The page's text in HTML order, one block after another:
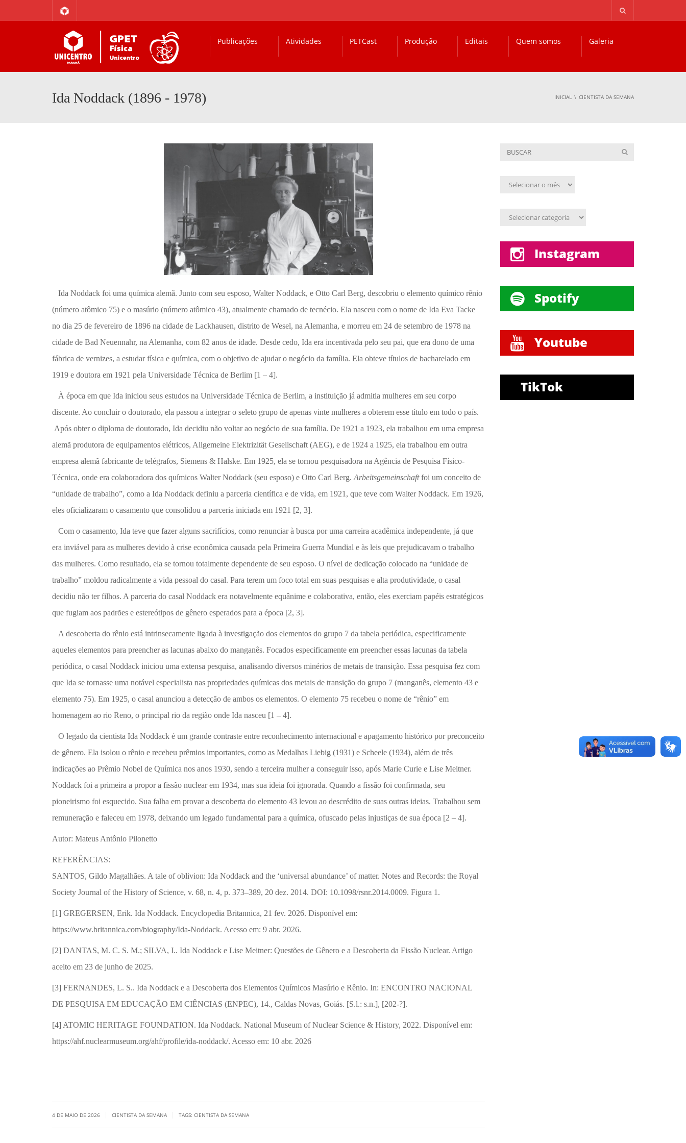
Publicações Atividades PETCast Produção Editais Quem somos Galeria
Ida Noddack (1896 - 1978) INICIAL CIENTISTA DA SEMANA
Ida Noddack foi uma química alemã. Junto com seu esposo, Walter Noddack, e Otto Carl Berg, descobriu o elemento químico rênio
(número atômico 75) e o masúrio (número atômico 43), atualmente chamado de tecnécio. Ela nasceu com o nome de Ida Eva Tacke
no dia 25 de fevereiro de 1896 na cidade de Lackhausen, distrito de Wesel, na Alemanha, e morreu em 24 de setembro de 1978 na
cidade de Bad Neuennahr, na Alemanha, com 82 anos de idade. Desde cedo, Ida era incentivada pelo seu pai, que era dono de uma
fábrica de vernizes, a estudar física e química, com o objetivo de ajudar o negócio da família. Ela obteve títulos de bacharelado em
1919 e doutora em 1921 pela Universidade Técnica de Berlim [1 – 4].
À época em que Ida iniciou seus estudos na Universidade Técnica de Berlim, a instituição já admitia mulheres em seu corpo
discente. Ao concluir o doutorado, ela passou a integrar o seleto grupo de apenas vinte mulheres a obterem esse título em todo o país.
Após obter o diploma de doutorado, Ida decidiu não voltar ao negócio de sua família. De 1921 a 1923, ela trabalhou em uma empresa
alemã produtora de equipamentos elétricos, Allgemeine Elektrizität Gesellschaft (AEG), e de 1924 a 1925, ela trabalhou em outra
empresa alemã fabricante de telégrafos, Siemens & Halske. Em 1925, ela se tornou pesquisadora na Agência de Pesquisa Físico-
Técnica, onde era colaboradora dos químicos Walter Noddack (seu esposo) e Otto Carl Berg. Arbeitsgemeinschaftfoi um conceito de
“unidade de trabalho”, como a Ida Noddack definiu a parceria científica e de vida, em 1921, que teve com Walter Noddack. Em 1926,
eles oficializaram o casamento que consolidou a parceria iniciada em 1921 [2, 3].
Com o casamento, Ida teve que fazer alguns sacrifícios, como renunciar à busca por uma carreira acadêmica independente, já que
era inviável para as mulheres devido à crise econômica causada pela Primeira Guerra Mundial e às leis que prejudicavam o trabalho
das mulheres. Como resultado, ela se tornou totalmente dependente de seu esposo. O nível de dedicação colocado na “unidade de
trabalho” moldou radicalmente a vida pessoal do casal. Para terem um foco total em suas pesquisas e alta produtividade, o casal
decidiu não ter filhos. A parceria do casal Noddack era notavelmente equânime e colaborativa, então, eles exerciam papéis estratégicos
que fugiam aos padrões e estereótipos de gênero esperados para a época [2, 3].
A descoberta do rênio está intrinsecamente ligada à investigação dos elementos do grupo 7 da tabela periódica, especificamente
aqueles elementos para preencher as lacunas abaixo do manganês. Focados especificamente em preencher essas lacunas da tabela
periódica, o casal Noddack iniciou uma extensa pesquisa, analisando diversos minérios de metais de transição. Essa pesquisa fez com
que Ida se tornasse uma notável especialista nas propriedades químicas dos metais de transição do grupo 7 (manganês, elemento 43 e
elemento 75). Em 1925, o casal anunciou a detecção de ambos os elementos. O elemento 75 recebeu o nome de “rênio” em
homenagem ao rio Reno, o principal rio da região onde Ida nasceu [1 – 4].
O legado da cientista Ida Noddack é um grande contraste entre reconhecimento internacional e apagamento histórico por preconceito
de gênero. Ela isolou o rênio e recebeu prêmios importantes, como as Medalhas Liebig (1931) e Scheele (1934), além de três
indicações ao Prêmio Nobel de Química nos anos 1930, sendo a terceira mulher a conseguir isso, após Marie Curie e Lise Meitner.
Noddack foi a primeira a propor a fissão nuclear em 1934, mas sua ideia foi ignorada. Quando a fissão foi confirmada, seu
pioneirismo foi esquecido. Sua falha em provar a descoberta do elemento 43 levou ao descrédito de suas outras ideias. Trabalhou sem
remuneração e faleceu em 1978, deixando um legado fundamental para a química, ofuscado pelas injustiças de sua época [2 – 4].
Autor: Mateus Antônio Pilonetto
REFERÊNCIAS:
SANTOS, Gildo Magalhães. A tale of oblivion: Ida Noddack and the ‘universal abundance’ of matter. Notes and Records: the Royal
Society Journal of the History of Science, v. 68, n. 4, p. 373–389, 20 dez. 2014. DOI: 10.1098/rsnr.2014.0009. Figura 1.
[1] GREGERSEN, Erik. Ida Noddack. Encyclopedia Britannica, 21 fev. 2026. Disponível em:
https://www.britannica.com/biography/Ida-Noddack. Acesso em: 9 abr. 2026.
[2] DANTAS, M. C. S. M.; SILVA, I.. Ida Noddack e Lise Meitner: Questões de Gênero e a Descoberta da Fissão Nuclear. Artigo
aceito em 23 de junho de 2025.
[3] FERNANDES, L. S.. Ida Noddack e a Descoberta dos Elementos Químicos Masúrio e Rênio. In: ENCONTRO NACIONAL
DE PESQUISA EM EDUCAÇÃO EM CIÊNCIAS (ENPEC), 14., Caldas Novas, Goiás. [S.l.: s.n.], [202-?].
[4] ATOMIC HERITAGE FOUNDATION. Ida Noddack. National Museum of Nuclear Science & History, 2022. Disponível em:
https://ahf.nuclearmuseum.org/ahf/profile/ida-noddack/. Acesso em: 10 abr. 2026
4 DE MAIO DE 2026 CIENTISTA DA SEMANA TAGS: CIENTISTA DA SEMANA
Arquivo
Assunto
Instagram
Spotify
Youtube
TikTok